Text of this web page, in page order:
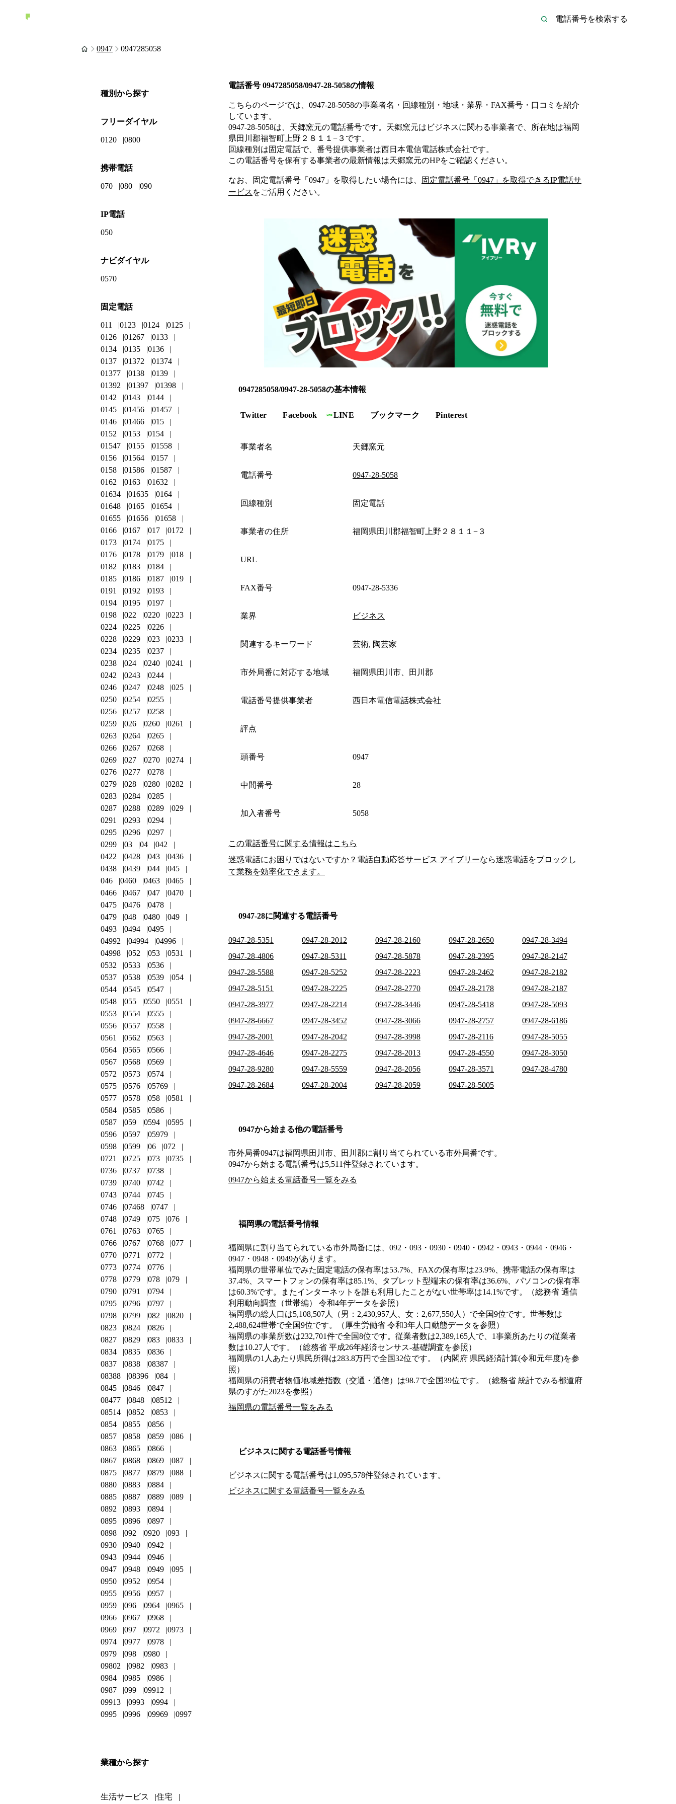
0947 0947285058
電話番号 0947285058/0947-28-5058の情報
こちらのページでは、 0947-28-5058の事業者名・回線種別・地域・業界・FAX番号・口コミを紹介
しています。
0947-28-5058は、 天郷窯元の電話番号です。 天郷窯元は ビジネスに関わる事業者で、所在地は福岡
県田川郡福智町上野２８１１−３ です。
回線種別は固定電話で、番号提供事業者は西日本電信電話株式会社です。
この電話番号を保有する事業者の最新情報は天郷窯元のHPをご確認ください。
なお、固定電話番号「 0947 」を取得したい場合には、 固定電話番号「 0947 」を取得できるIP電話サ
ービス をご活用ください。
0947285058/0947-28-5058の基本情報
Twitter Facebook LINE ブックマーク Pinterest
事業者名 天郷窯元
電話番号 0947-28-5058
回線種別 固定電話
事業者の住所 福岡県田川郡福智町上野２８１１−３
URL
FAX番号 0947-28-5336
業界 ビジネス
関連するキーワード 芸術, 陶芸家
市外局番に対応する地域 福岡県田川市、田川郡
電話番号提供事業者 西日本電信電話株式会社
評点
頭番号 0947
中間番号 28
加入者番号 5058
この電話番号に関する情報はこちら
迷惑電話にお困りではないですか？電話自動応答サービス アイブリーなら迷惑電話をブロックし
て業務を効率化できます。
0947-28に関連する電話番号
0947-28-5351 0947-28-2012 0947-28-2160 0947-28-2650
0947-28-3494
0947-28-4806
0947-28-5311 0947-28-5878 0947-28-2395
0947-28-2147
0947-28-5588
0947-28-5252 0947-28-2223 0947-28-2462
0947-28-2182
0947-28-5151
0947-28-2225 0947-28-2770 0947-28-2178
0947-28-2187
0947-28-3977
0947-28-2214 0947-28-3446 0947-28-5418
0947-28-5093
0947-28-6667
0947-28-3452 0947-28-3066 0947-28-2757
0947-28-6186
0947-28-2001
0947-28-2042 0947-28-3998 0947-28-2116
0947-28-5055
0947-28-4646
0947-28-2275 0947-28-2013 0947-28-4550
0947-28-3050
0947-28-9280
0947-28-5559 0947-28-2056 0947-28-3571
0947-28-4780
0947-28-2684
0947-28-2004 0947-28-2059 0947-28-5005
0947から始まる他の電話番号
市外局番0947は福岡県田川市、田川郡に割り当てられている市外局番です。
0947から始まる電話番号は5,511件登録されています。
0947から始まる電話番号一覧をみる
福岡県の電話番号情報
福岡県に割り当てられている市外局番には、092・093・0930・0940・0942・0943・0944・0946・
0947・0948・0949があります。
福岡県の世帯単位でみた固定電話の保有率は53.7%、FAXの保有率は23.9%、携帯電話の保有率は
37.4%、スマートフォンの保有率は85.1%、タブレット型端末の保有率は36.6%、パソコンの保有率
は60.3%です。またインターネットを誰も利用したことがない世帯率は14.1%です。（総務省 通信
利用動向調査（世帯編） 令和4年データを参照）
福岡県の総人口は5,108,507人（男：2,430,957人、女：2,677,550人）で全国9位です。世帯数は
2,488,624世帯で全国9位です。（厚生労働省 令和3年人口動態データを参照）
福岡県の事業所数は232,701件で全国8位です。従業者数は2,389,165人で、1事業所あたりの従業者
数は10.27人です。（総務省 平成26年経済センサス‐基礎調査を参照）
福岡県の1人あたり県民所得は283.8万円で全国32位です。（内閣府 県民経済計算(令和元年度)を参
照）
福岡県の消費者物価地域差指数（交通・通信）は98.7で全国39位です。（総務省 統計でみる都道府
県のすがた2023を参照）
福岡県の電話番号一覧をみる
ビジネスに関する電話番号情報
ビジネスに関する電話番号は1,095,578件登録されています。
ビジネスに関する電話番号一覧をみる
種別から探す
フリーダイヤル
0120 0800
携帯電話
070 080 090
IP電話
050
ナビダイヤル
0570
固定電話
011 0123 0124
0125
0126
01267
0133
0134
0135
0136
0137
01372
01374
01377
0138
0139
01392
01397
01398
0142
0143
0144
0145
01456
01457
0146
01466
015
0152
0153
0154
01547
0155
01558
0156
01564
0157
0158
01586
01587
0162
0163
01632
01634
01635
0164
01648
0165
01654
01655
01656
01658
0166
0167 017
0172
0173
0174
0175
0176
0178 0179
018
0182
0183
0184
0185
0186 0187
019
0191
0192
0193
0194
0195
0197
0198
022 0220
0223
0224
0225
0226
0228
0229 023
0233
0234
0235
0237
0238
024 0240
0241
0242
0243
0244
0246
0247 0248
025
0250
0254
0255
0256
0257
0258
0259
026 0260
0261
0263
0264
0265
0266
0267
0268
0269
027 0270
0274
0276
0277
0278
0279
028 0280
0282
0283
0284
0285
0287
0288 0289
029
0291
0293
0294
0295
0296
0297
0299
03 04
042
0422
0428 043
0436
0438
0439 044
045
046
0460 0463
0465
0466
0467 047
0470
0475
0476
0478
0479
048 0480
049
0493
0494
0495
04992
04994
04996
04998
052 053
0531
0532
0533
0536
0537
0538 0539
054
0544
0545
0547
0548
055 0550
0551
0553
0554
0555
0556
0557
0558
0561
0562
0563
0564
0565
0566
0567
0568
0569
0572
0573
0574
0575
0576
05769
0577
0578 058
0581
0584
0585
0586
0587
059 0594
0595
0596
0597
05979
0598
0599 06
072
0721
0725 073
0735
0736
0737
0738
0739
0740
0742
0743
0744
0745
0746
07468
0747
0748
0749 075
076
0761
0763
0765
0766
0767 0768
077
0770
0771
0772
0773
0774
0776
0778
0779 078
079
0790
0791
0794
0795
0796
0797
0798
0799 082
0820
0823
0824
0826
0827
0829 083
0833
0834
0835
0836
0837
0838
08387
08388
08396
084
0845
0846
0847
08477
0848
08512
08514
0852
0853
0854
0855
0856
0857
0858 0859
086
0863
0865
0866
0867
0868 0869
087
0875
0877 0879
088
0880
0883
0884
0885
0887 0889
089
0892
0893
0894
0895
0896
0897
0898
092 0920
093
0930
0940
0942
0943
0944
0946
0947
0948 0949
095
0950
0952
0954
0955
0956
0957
0959
096 0964
0965
0966
0967
0968
0969
097 0972
0973
0974
0977
0978
0979
098
0980
09802
0982
0983
0984
0985
0986
0987
099
09912
09913
0993
0994
0995
0996 09969 0997
業種から探す
生活サービス 住宅